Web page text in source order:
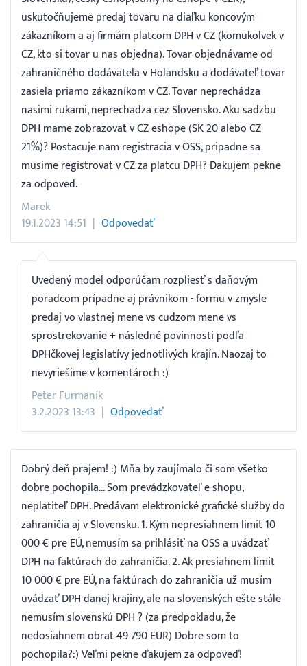
uskutočňujeme predaj tovaru na diaľku koncovým
zákazníkom a aj firmám platcom DPH v CZ (komukolvek v
CZ, kto si tovar u nas objedna). Tovar objednávame od
zahraničného dodávatela v Holandsku a dodávateľ tovar
zasiela priamo zákazníkom v CZ. Tovar neprechádza
nasimi rukami, neprechadza cez Slovensko. Aku sadzbu
DPH mame zobrazovat v CZ eshope (SK 20 alebo CZ
21%)? Postacuje nam registracia v OSS, pripadne sa
musime registrovat v CZ za platcu DPH? Dakujem pekne
za odpoved.
Marek
19.1.2023 14:51
Odpovedať
Uvedený model odporúčam rozpliesť s daňovým
poradcom prípadne aj právnikom - formu v zmysle
predaj vo vlastnej mene vs cudzom mene vs
sprostrekovanie + následné povinnosti podľa
DPHčkovej legislatívy jednotlivých krajín. Naozaj to
nevyriešime v komentároch :)
Peter Furmaník
3.2.2023 13:43
Odpovedať
Dobrý deň prajem! :) Mňa by zaujímalo či som všetko
dobre pochopila... Som prevádzkovateľ e-shopu,
neplatiteľ DPH. Predávam elektronické grafické služby do
zahraničia aj v Slovensku. 1. Kým nepresiahnem limit 10
000 € pre EÚ, nemusím sa prihlásiť na OSS a uvádzať
DPH na faktúrach do zahraničia. 2. Ak presiahnem limit
10 000 € pre EÚ, na faktúrach do zahraničia už musím
uvádzať DPH danej krajiny, ale na slovenských ešte stále
nemusím slovenskú DPH ? (za predpokladu, že
nedosiahnem obrat 49 790 EUR) Dobre som to
pochopila?:) Veľmi pekne ďakujem za odpoveď!